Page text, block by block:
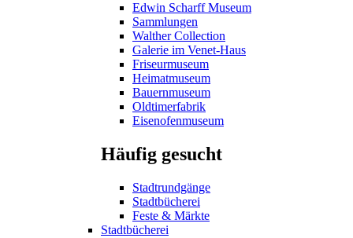
Edwin Scharff Museum
Sammlungen
Walther Collection
Galerie im Venet-Haus
Friseurmuseum
Heimatmuseum
Bauernmuseum
Oldtimerfabrik
Eisenofenmuseum
Häufig gesucht
Stadtrundgänge
Stadtbücherei
Feste & Märkte
Stadtbücherei